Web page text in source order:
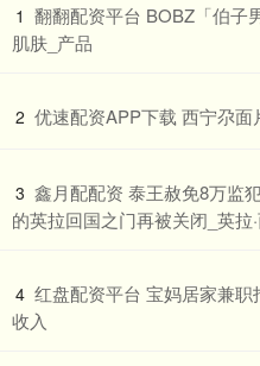
1 翻翻配资平台 BOBZ「伯子
肌肤_产品
2 优速配资APP下载 西宁尕
3 鑫月配配资 泰王赦免8万监
的英拉回国之门再被关闭_英拉
4 红盘配资平台 宝妈居家兼
收入